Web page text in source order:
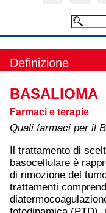
Definizione
BASALIOMA
Farmaci e terapie
Quali farmaci per il
Il trattamento di
basocellulare è
di rimozione del
trattamenti